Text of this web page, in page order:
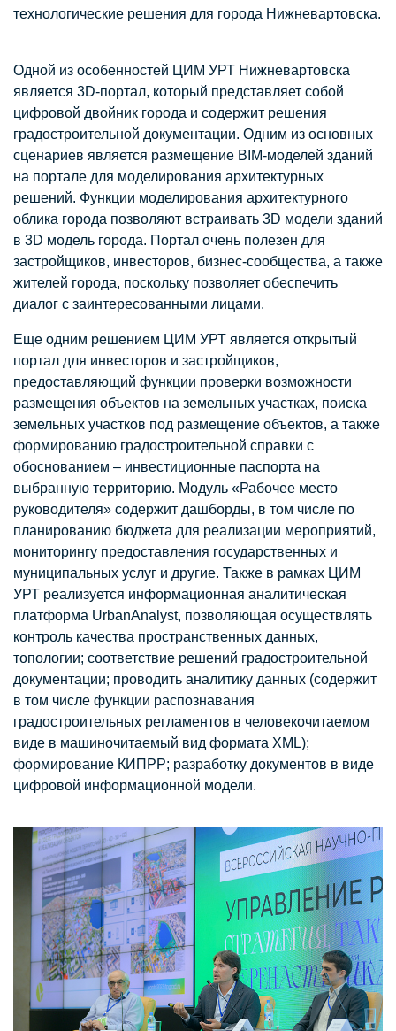
технологические решения для города Нижневартовска.
Одной из особенностей ЦИМ УРТ Нижневартовска
является 3D-портал, который представляет собой
цифровой двойник города и содержит решения
градостроительной документации. Одним из основных
сценариев является размещение BIM-моделей зданий
на портале для моделирования архитектурных
решений. Функции моделирования архитектурного
облика города позволяют встраивать 3D модели зданий
в 3D модель города. Портал очень полезен для
застройщиков, инвесторов, бизнес-сообщества, а также
жителей города, поскольку позволяет обеспечить
диалог с заинтересованными лицами.
Еще одним решением ЦИМ УРТ является открытый
портал для инвесторов и застройщиков,
предоставляющий функции проверки возможности
размещения объектов на земельных участках, поиска
земельных участков под размещение объектов, а также
формированию градостроительной справки с
обоснованием – инвестиционные паспорта на
выбранную территорию. Модуль «Рабочее место
руководителя» содержит дашборды, в том числе по
планированию бюджета для реализации мероприятий,
мониторингу предоставления государственных и
муниципальных услуг и другие. Также в рамках ЦИМ
УРТ реализуется информационная аналитическая
платформа UrbanAnalyst, позволяющая осуществлять
контроль качества пространственных данных,
топологии; соответствие решений градостроительной
документации; проводить аналитику данных (содержит
в том числе функции распознавания
градостроительных регламентов в человекочитаемом
виде в машиночитаемый вид формата XML);
формирование КИПРР; разработку документов в виде
цифровой информационной модели.